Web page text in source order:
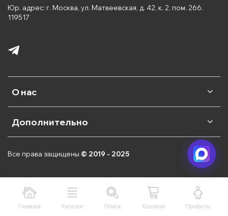
О нас
Дополнительно
Юр. адрес: г. Москва, ул. Матвеевская, д. 42, к. 2, пом. 266.
119517
Все права защищены © 2019 - 2025
Главная Каталог Поиск Корзина Профиль